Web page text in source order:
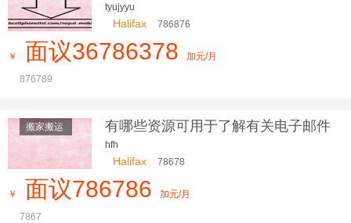
tyujyyu
Halifax 786876
￥ 面议36786378 加元/月
876789
搬家搬运
有哪些资源可用于了解有关电子邮件
营销的更多信息？
hfh
Halifax 78678
￥ 面议786786 加元/月
7867